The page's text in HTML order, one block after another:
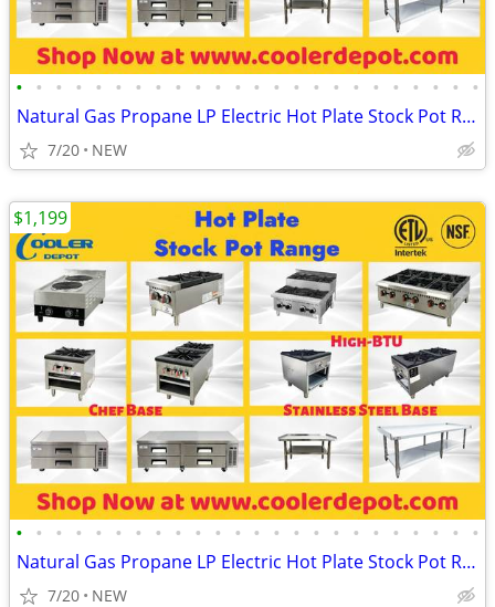
• • • • • • • • • • • • • • • • • • • • • • • •
Natural Gas Propane LP Electric Hot Plate Stock Pot Range
7/20 NEW
• • • • • • • • • • • • • • • • • • • • • • • •
Natural Gas Propane LP Electric Hot Plate Stock Pot Range
7/20 NEW
$1,199